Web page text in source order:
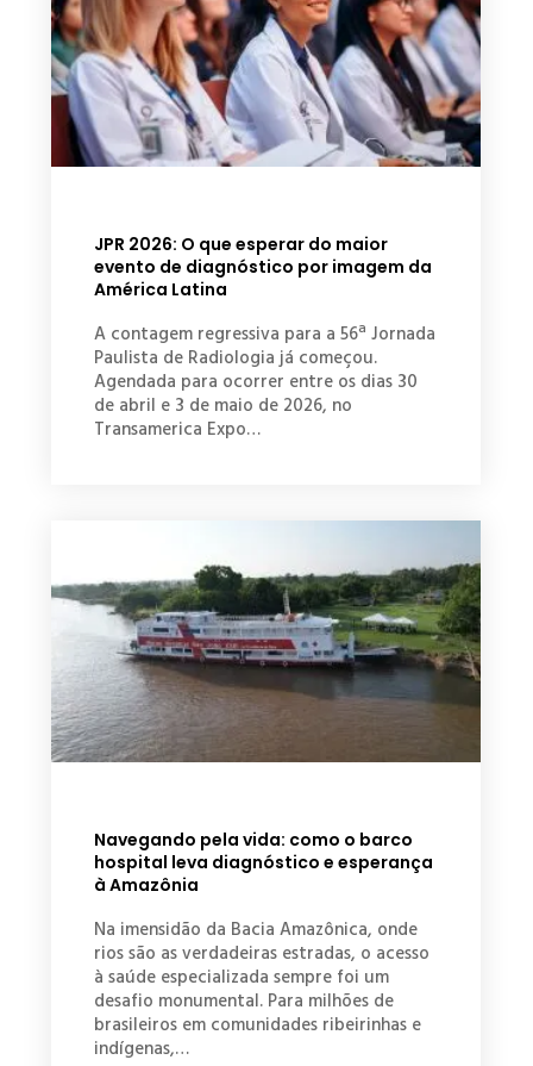
JPR 2026: O que esperar do maior
evento de diagnóstico por imagem da
América Latina
A contagem regressiva para a 56ª Jornada
Paulista de Radiologia já começou.
Agendada para ocorrer entre os dias 30
de abril e 3 de maio de 2026, no
Transamerica Expo…
Navegando pela vida: como o barco
hospital leva diagnóstico e esperança
à Amazônia
Na imensidão da Bacia Amazônica, onde
rios são as verdadeiras estradas, o acesso
à saúde especializada sempre foi um
desafio monumental. Para milhões de
brasileiros em comunidades ribeirinhas e
indígenas,…